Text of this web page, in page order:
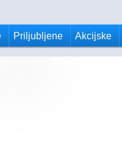
Priljubljene Akcijske